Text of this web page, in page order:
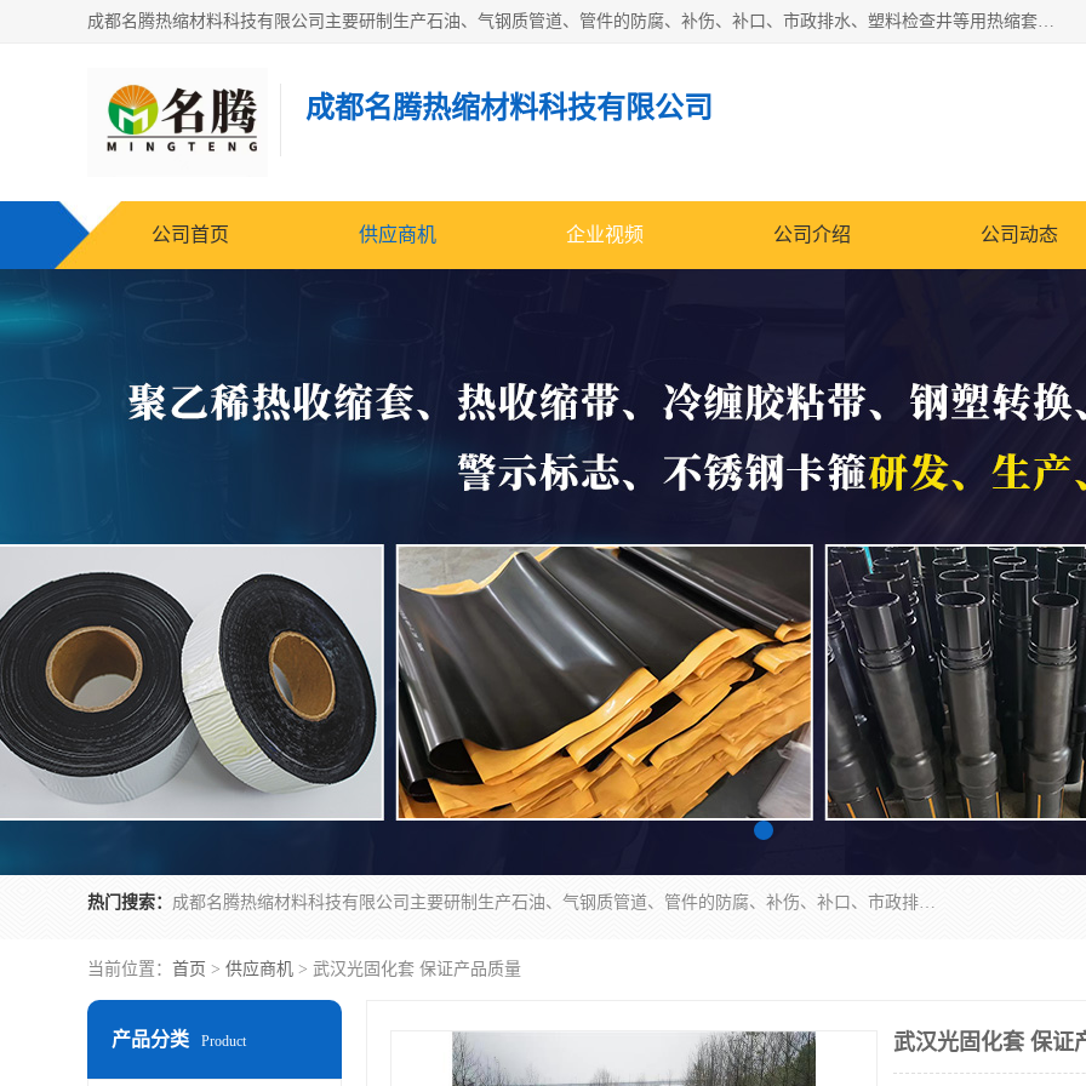
成都名腾热缩材料科技有限公司​主要研制生产石油、气钢质管道、管件的防腐、补伤、补口、市政排水、塑料检查井等用热缩套及市政排水管道不锈钢卡箍。产品包含：不锈钢卡箍、钢塑转换、光固化套、聚乙烯热收缩带、聚乙烯热收缩套、冷缠胶粘带、热收缩套、热收缩带、热收缩缠绕带、防腐热收缩带、热缩缠绕带、热缩套、热缩带等。
成都名腾热缩材料科技有限公司
公司首页 供应商机 企业视频 公司介绍 公司动态
热门搜索： 成都名腾热缩材料科技有限公司​主要研制生产石油、气钢质管道、管件的防腐、补伤、补口、市政排水、塑料检查井等用热缩套及市政排水管道不锈钢卡箍。产品包含：不锈钢卡箍、钢塑转换、光固化套、聚乙烯热收缩带、聚乙烯热收缩套、冷缠胶粘带、热收缩套、热收缩带、热收缩缠绕带、防腐热收缩带、热缩缠绕带、热缩套、热缩带等。
当前位置： 首页 > 供应商机 > 武汉光固化套 保证产品质量
产品分类 Product 武汉光固化套 保证